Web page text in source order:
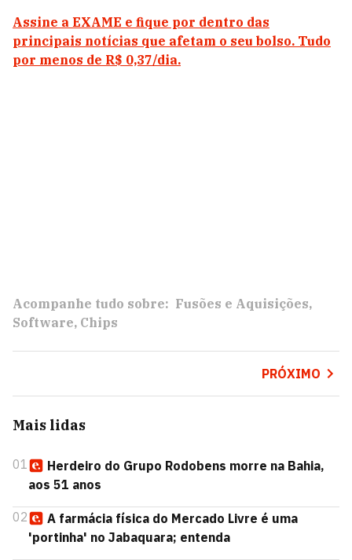
Assine a EXAME e fique por dentro das
principais notícias que afetam o seu bolso. Tudo
por menos de R$ 0,37/dia.
Acompanhe tudo sobre: Fusões e Aquisições
Software Chips
PRÓXIMO
Mais lidas
01
Herdeiro do Grupo Rodobens morre na Bahia,
aos 51 anos
02
A farmácia física do Mercado Livre é uma
'portinha' no Jabaquara; entenda